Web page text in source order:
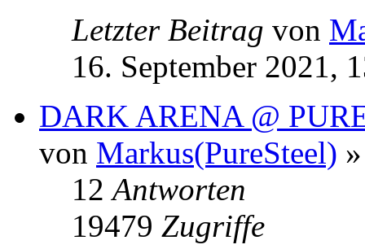
Letzter Beitrag von
16. September 2021,
DARK ARENA @
von Markus(PureSteel)
12Antworten
19479 Zugriffe